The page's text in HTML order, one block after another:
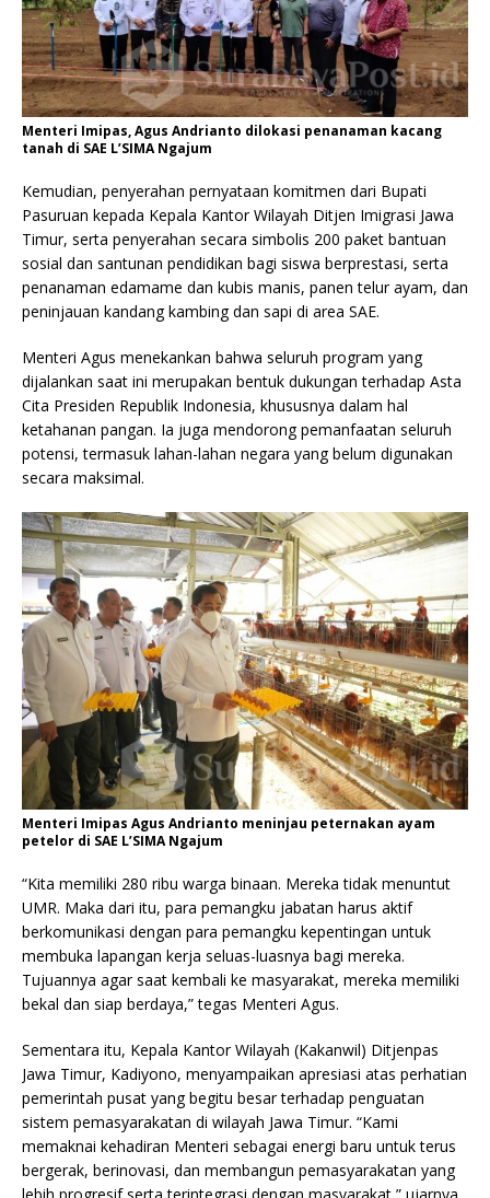
Menteri Imipas, Agus Andrianto dilokasi penanaman kacang
tanah di SAE L’SIMA Ngajum
Kemudian, penyerahan pernyataan komitmen dari Bupati
Pasuruan kepada Kepala Kantor Wilayah Ditjen Imigrasi Jawa
Timur, serta penyerahan secara simbolis 200 paket bantuan
sosial dan santunan pendidikan bagi siswa berprestasi, serta
penanaman edamame dan kubis manis, panen telur ayam, dan
peninjauan kandang kambing dan sapi di area SAE.
Menteri Agus menekankan bahwa seluruh program yang
dijalankan saat ini merupakan bentuk dukungan terhadap Asta
Cita Presiden Republik Indonesia, khususnya dalam hal
ketahanan pangan. Ia juga mendorong pemanfaatan seluruh
potensi, termasuk lahan-lahan negara yang belum digunakan
secara maksimal.
Menteri Imipas Agus Andrianto meninjau peternakan ayam
petelor di SAE L’SIMA Ngajum
“Kita memiliki 280 ribu warga binaan. Mereka tidak menuntut
UMR. Maka dari itu, para pemangku jabatan harus aktif
berkomunikasi dengan para pemangku kepentingan untuk
membuka lapangan kerja seluas-luasnya bagi mereka.
Tujuannya agar saat kembali ke masyarakat, mereka memiliki
bekal dan siap berdaya,” tegas Menteri Agus.
Sementara itu, Kepala Kantor Wilayah (Kakanwil) Ditjenpas
Jawa Timur, Kadiyono, menyampaikan apresiasi atas perhatian
pemerintah pusat yang begitu besar terhadap penguatan
sistem pemasyarakatan di wilayah Jawa Timur. “Kami
memaknai kehadiran Menteri sebagai energi baru untuk terus
bergerak, berinovasi, dan membangun pemasyarakatan yang